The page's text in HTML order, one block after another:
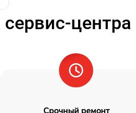
центра
Срочный ремонт